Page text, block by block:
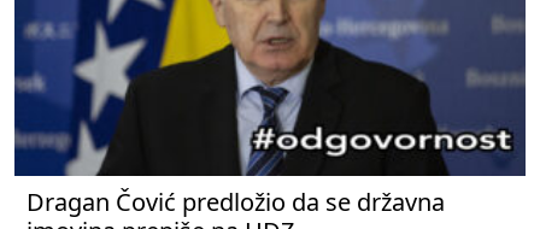
Dragan Čović predložio da se državna